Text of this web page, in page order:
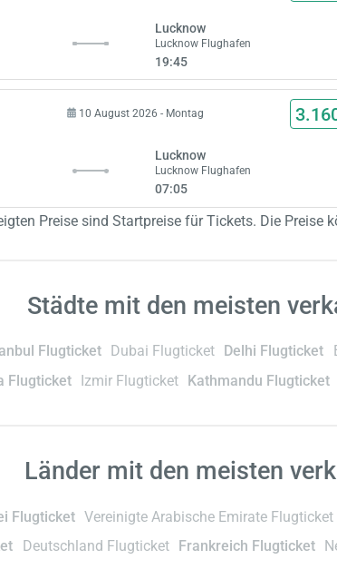
Lucknow
Lucknow Flughafen
19:45
10 August 2026 - Montag
Lucknow
Lucknow Flughafen
07:05
Preise sind Startpreise für Tickets. Die
Städte mit den meisten
Flugticket Dubai Flugticket Delhi Flugticket
Flugticket Izmir Flugticket Kathmandu Flugticket
Länder mit den meisten
Flugticket Vereinigte Arabische Emirate Flugticket
Deutschland Flugticket Frankreich Flugticket